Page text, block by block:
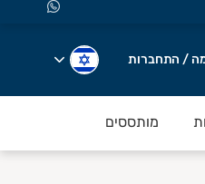
/ התחברות
מותססים